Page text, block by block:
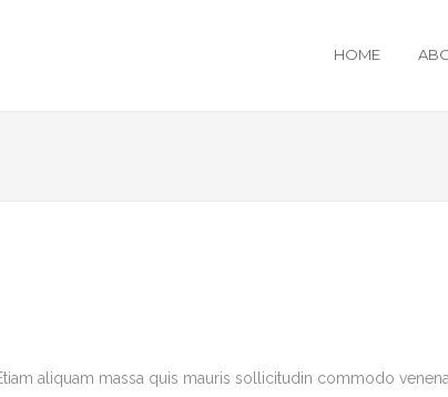
HOME
aliquam massa quis mauris sollicitudin commodo